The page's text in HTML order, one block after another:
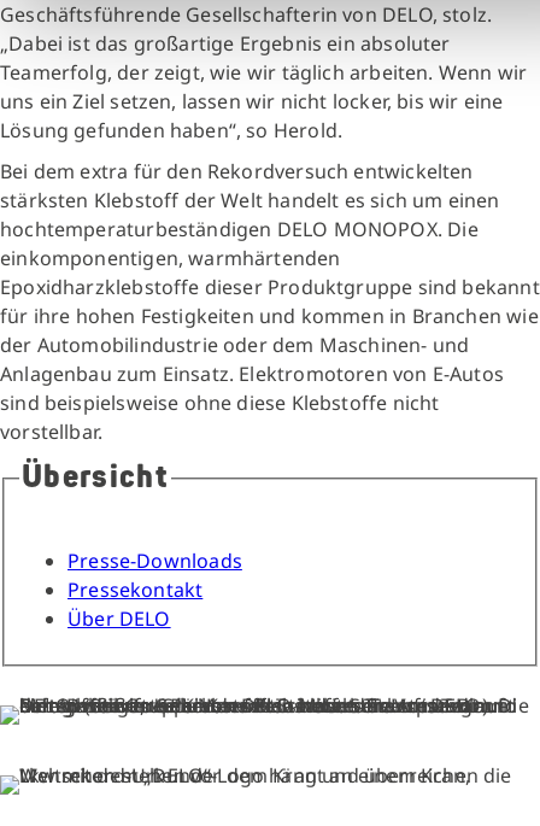
Geschäftsführende Gesellschafterin von DELO, stolz.
„Dabei ist das großartige Ergebnis ein absoluter
Teamerfolg, der zeigt, wie wir täglich arbeiten. Wenn wir
uns ein Ziel setzen, lassen wir nicht locker, bis wir eine
Lösung gefunden haben“, so Herold.
Bei dem extra für den Rekordversuch entwickelten
stärksten Klebstoff der Welt handelt es sich um einen
hochtemperaturbeständigen DELO MONOPOX. Die
einkomponentigen, warmhärtenden
Epoxidharzklebstoffe dieser Produktgruppe sind bekannt
für ihre hohen Festigkeiten und kommen in Branchen wie
der Automobilindustrie oder dem Maschinen- und
Anlagenbau zum Einsatz. Elektromotoren von E-Autos
sind beispielsweise ohne diese Klebstoffe nicht
vorstellbar.
Übersicht
Presse-Downloads
Pressekontakt
Über DELO